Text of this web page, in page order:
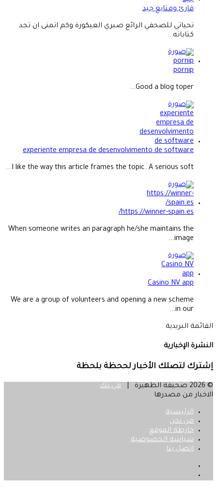
قارئ ومتابع جيد
تحياتي للصحفي الرائع صبري العيكورة وكم اتمنى ان تجد
كتاباته...
pornip
Good a blog toper...
experiente empresa de desenvolvimento de software
I like the way this article frames the topic. A serious soft...
https://winner-spain.es/
When someone writes an paragraph he/she maintains the
image...
Casino NV app
We are a group of volunteers and opening a new scheme
in our...
القائمة البريدية
النشرة الإخبارية
إشترك لتصلك الأخبار لححظة بلحظة
© 2026 صحيفة الظهيرة |
مي تك
الاخبار من مصدرها
الرئيسية
من نحن
خارطة الموقع
سياسة الخصوصية
اتصل بنا